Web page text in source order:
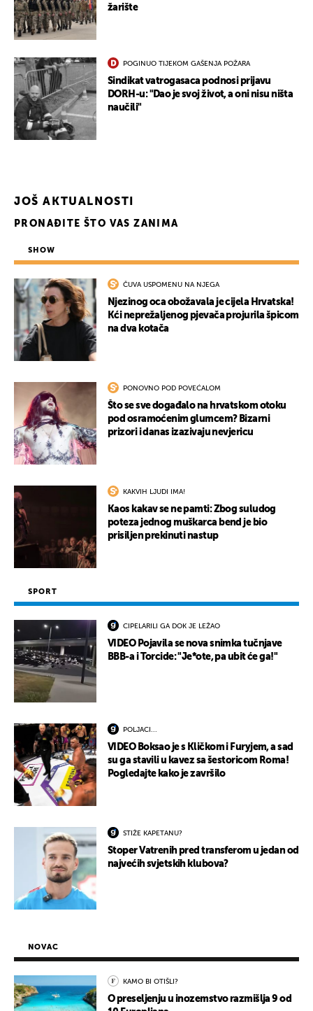
žarište
POGINUO TIJEKOM GAŠENJA POŽARA
Sindikat vatrogasaca podnosi prijavu
DORH-u: "Dao je svoj život, a oni nisu ništa
naučili"
JOŠ AKTUALNOSTI
PRONAĐITE ŠTO VAS ZANIMA
SHOW
ČUVA USPOMENU NA NJEGA
Njezinog oca obožavala je cijela Hrvatska!
Kći neprežaljenog pjevača projurila špicom
na dva kotača
PONOVNO POD POVEĆALOM
Što se sve događalo na hrvatskom otoku
pod osramoćenim glumcem? Bizarni
prizori i danas izazivaju nevjericu
KAKVIH LJUDI IMA!
Kaos kakav se ne pamti: Zbog suludog
poteza jednog muškarca bend je bio
prisiljen prekinuti nastup
SPORT
CIPELARILI GA DOK JE LEŽAO
VIDEO Pojavila se nova snimka tučnjave
BBB-a i Torcide: "Je*ote, pa ubit će ga!"
POLJACI...
VIDEO Boksao je s Kličkom i Furyjem, a sad
su ga stavili u kavez sa šestoricom Roma!
Pogledajte kako je završilo
STIŽE KAPETANU?
Stoper Vatrenih pred transferom u jedan od
najvećih svjetskih klubova?
NOVAC
KAMO BI OTIŠLI?
O preseljenju u inozemstvo razmišlja 9 od